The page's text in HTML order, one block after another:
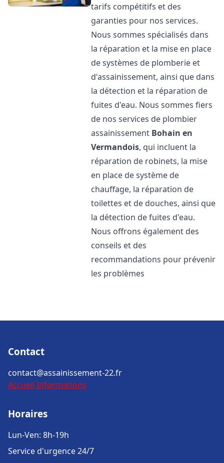
tarifs compétitifs et des
garanties pour nos services.
Nous sommes spécialisés dans
la réparation et la mise en place
de systèmes de plomberie et
d'assainissement, ainsi que dans
la détection et la réparation de
fuites d'eau. Nous sommes fiers
de nos services de plombier
assainissement Bohain en
Vermandois, qui incluent la
réparation de robinets, la mise
en place de système de
chauffage, la réparation de
toilettes et de douches, ainsi que
la détection de fuites d'eau.
Nous offrons également des
conseils et des
recommandations pour prévenir
les problèmes
Contact
contact@assainissement-22.fr
Accueil Informations
Horaires
Lun-Ven: 8h-19h
Service d'urgence 24/7